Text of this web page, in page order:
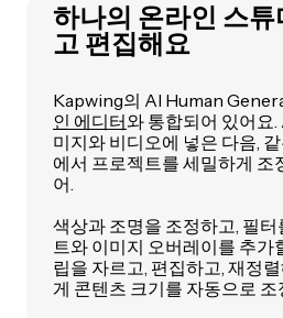
하나의 온라인 스
고 편집해요
Kapwing의 AI Human
인 에디터와 통합되어 있어요.
미지와 비디오에 넣은 다음,
에서 프로젝트를 세밀하게 조
어.
색상과 조명을 조정하고, 필
트와 이미지 오버레이를 추가
립을 자르고, 편집하고, 재정
게 콘텐츠 크기를 자동으로 조